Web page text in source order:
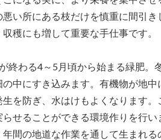
い所にある枝だけを慎重に間引
穫にも増して重要な手仕事です。
終わる4～5月頃から始まる緑肥。
中にすき込みます。有機物が地
を防ぎ、水はけもよくなります
せることができる環境作りを行
間の地道な作業を通して生まれる